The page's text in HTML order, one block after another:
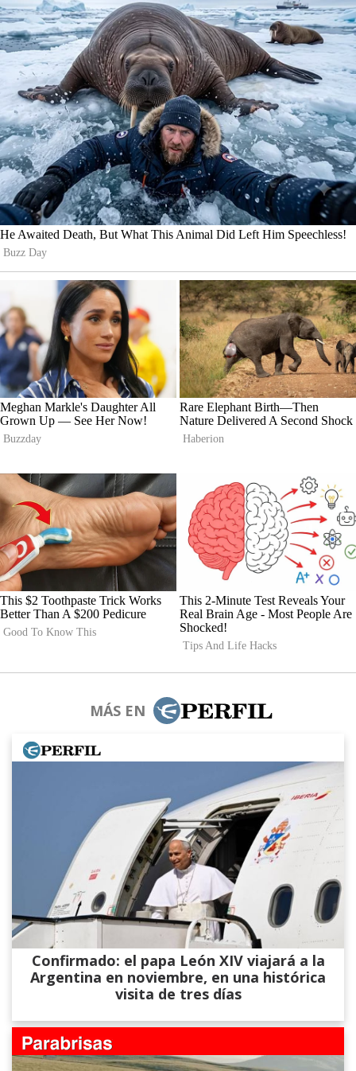
MÁS EN
Confirmado: el papa León XIV viajará a la
Argentina en noviembre, en una histórica
visita de tres días